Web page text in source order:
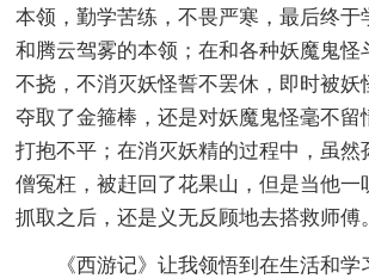
本领，勤学苦练，不畏严寒，最后终于
和腾云驾雾的本领；在和各种妖魔鬼怪
不挠，不消灭妖怪誓不罢休，即时被妖
夺取了金箍棒，还是对妖魔鬼怪毫不留
打抱不平；在消灭妖精的过程中，虽然
僧冤枉，被赶回了花果山，但是当他一
抓取之后，还是义无反顾地去搭救师傅。
《西游记》让我领悟到在生活和